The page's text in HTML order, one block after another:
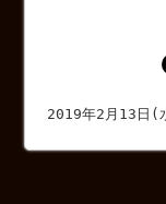
2019年2月13日